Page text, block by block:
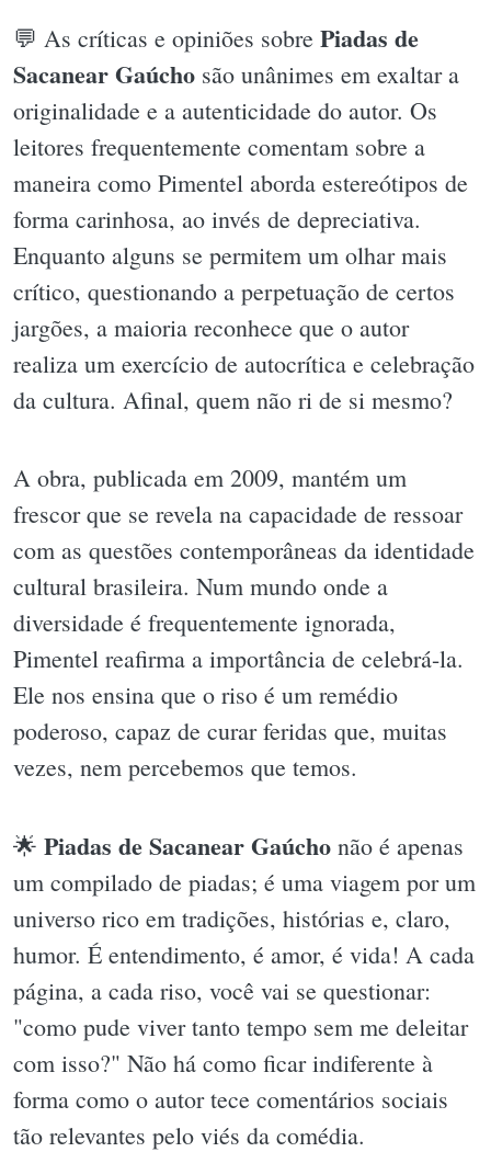
💬 As críticas e opiniões sobre Piadas de
Sacanear Gaúcho são unânimes em exaltar a
originalidade e a autenticidade do autor. Os
leitores frequentemente comentam sobre a
maneira como Pimentel aborda estereótipos de
forma carinhosa, ao invés de depreciativa.
Enquanto alguns se permitem um olhar mais
crítico, questionando a perpetuação de certos
jargões, a maioria reconhece que o autor
realiza um exercício de autocrítica e celebração
da cultura. Afinal, quem não ri de si mesmo?
A obra, publicada em 2009, mantém um
frescor que se revela na capacidade de ressoar
com as questões contemporâneas da identidade
cultural brasileira. Num mundo onde a
diversidade é frequentemente ignorada,
Pimentel reafirma a importância de celebrá-la.
Ele nos ensina que o riso é um remédio
poderoso, capaz de curar feridas que, muitas
vezes, nem percebemos que temos.
🌟 Piadas de Sacanear Gaúcho não é apenas
um compilado de piadas; é uma viagem por um
universo rico em tradições, histórias e, claro,
humor. É entendimento, é amor, é vida! A cada
página, a cada riso, você vai se questionar:
"como pude viver tanto tempo sem me deleitar
com isso?" Não há como ficar indiferente à
forma como o autor tece comentários sociais
tão relevantes pelo viés da comédia.